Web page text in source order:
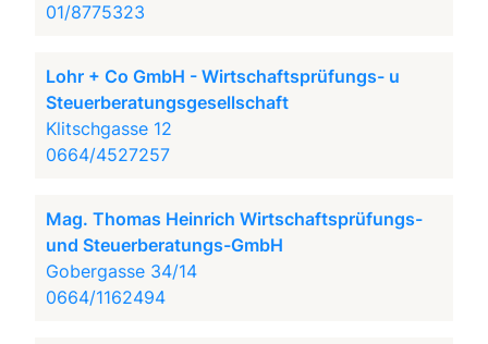
01/8775323
Lohr + Co GmbH - Wirtschaftsprüfungs- u
Steuerberatungsgesellschaft
Klitschgasse 12
0664/4527257
Mag. Thomas Heinrich Wirtschaftsprüfungs-
und Steuerberatungs-GmbH
Gobergasse 34/14
0664/1162494